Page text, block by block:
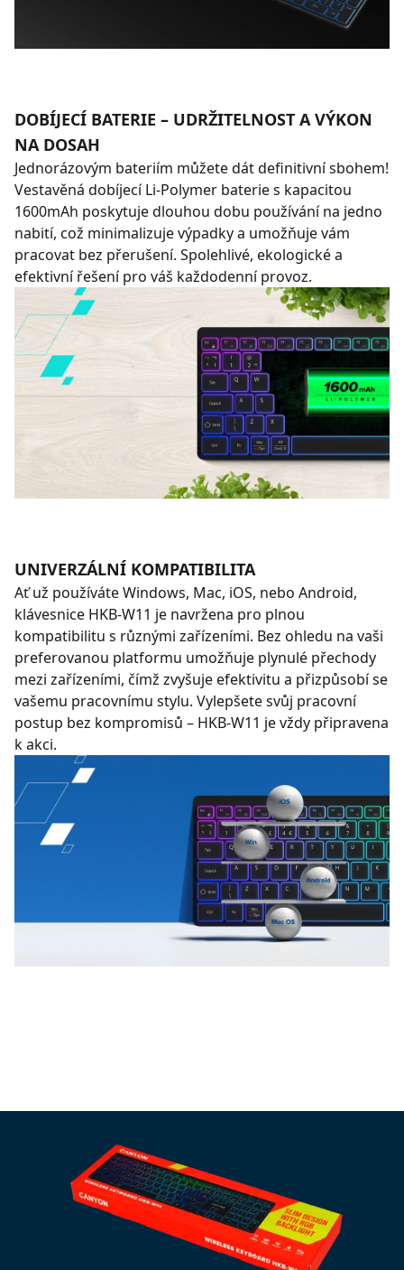
DOBÍJECÍ BATERIE – UDRŽITELNOST A VÝKON
NA DOSAH
Jednorázovým bateriím můžete dát definitivní sbohem!
Vestavěná dobíjecí Li-Polymer baterie s kapacitou
1600mAh poskytuje dlouhou dobu používání na jedno
nabití, což minimalizuje výpadky a umožňuje vám
pracovat bez přerušení. Spolehlivé, ekologické a
efektivní řešení pro váš každodenní provoz.
UNIVERZÁLNÍ KOMPATIBILITA
Ať už používáte Windows, Mac, iOS, nebo Android,
klávesnice HKB-W11 je navržena pro plnou
kompatibilitu s různými zařízeními. Bez ohledu na vaši
preferovanou platformu umožňuje plynulé přechody
mezi zařízeními, čímž zvyšuje efektivitu a přizpůsobí se
vašemu pracovnímu stylu. Vylepšete svůj pracovní
postup bez kompromisů – HKB-W11 je vždy připravena
k akci.